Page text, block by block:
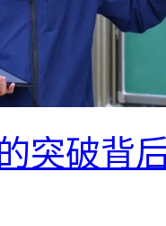
突破背